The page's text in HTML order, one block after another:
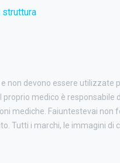
struttura
devono essere
medico è
mediche. Faiuntestevai non
i marchi, le immagini di